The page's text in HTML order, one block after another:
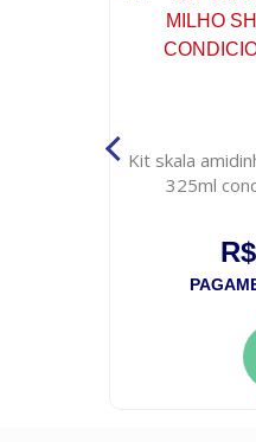
Kit skala
325ml